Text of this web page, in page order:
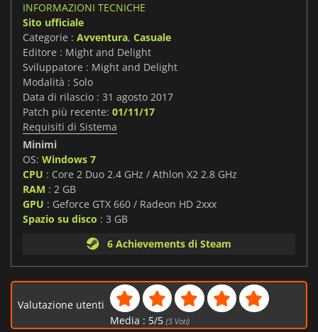
INFORMAZIONI TECNICHE
Sito ufficiale
Categorie : Avventura, Casuale
Editore : Might and Delight
Sviluppatore : Might and Delight
Modalità : Solo
Data di rilascio : 31 agosto 2017
Patch più recente: 01/11/17
Requisiti di Sistema
Minimi
OS: Windows 7
CPU : Core 2 Duo 2.4 GHz / Athlon X2 2.8 GHz
RAM : 2 GB
GPU : Geforce GTX 660 / Radeon HD 2xxx
Spazio su disco : 3 GB
6 Achievements di Steam
Valutazione utenti
Media : 5/5 (5Voti)